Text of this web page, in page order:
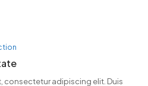
consectetur adipiscing elit. Duis